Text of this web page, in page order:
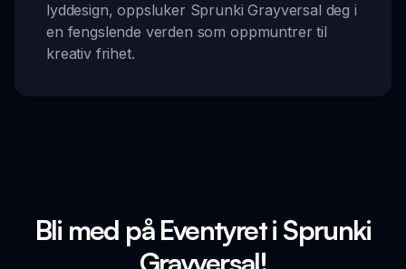
lyddesign, oppsluker Sprunki Grayversal deg i
en fengslende verden som oppmuntrer til
kreativ frihet.
Bli med på Eventyret i Sprunki
Grayversal!